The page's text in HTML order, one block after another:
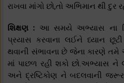
રાખવા માંગો છો,તો અભિમાન થી દુર
શિક્ષણ : આ સમયે અભ્યાસ ના
પ્રયાસ કરવાના લઈને ધ્યાન
થવાની સંભાવના છે જેના કારણે
માં પાછળ રહી શકો છો.અભ્યાસ ને
અને દ્રષ્ટિકોણ ને બદલવાની